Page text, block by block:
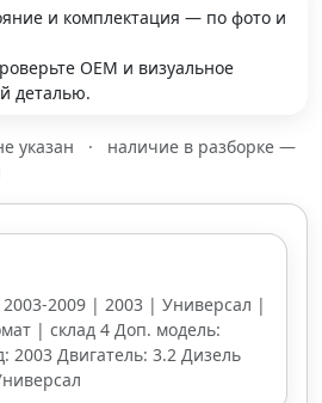
и комплектация — по фото и
OEM и визуальное
деталью.
указан ·
наличие в разборке —
2009 | 2003 | Универсал |
| склад 4 Доп. модель:
2003 Двигатель: 3.2 Дизель